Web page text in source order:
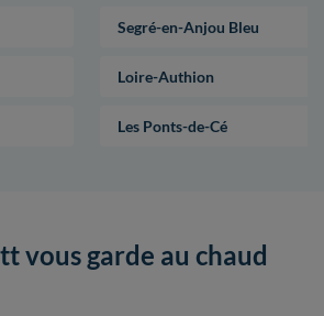
Segré-en-Anjou Bleu
Loire-Authion
Les Ponts-de-Cé
vous garde au chaud